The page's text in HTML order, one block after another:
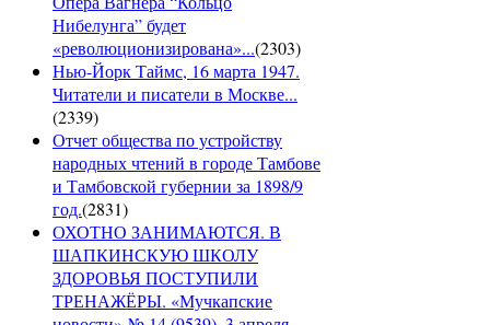
Нибелунга” будет
«революционизирована»...(2303)
Нью-Йорк Таймс, 16 марта 1947.
Читатели и писатели в Москве...
(2339)
Отчет общества по устройству
народных чтений в городе Тамбове
и Тамбовской губернии за 1898/9
год.(2831)
ОХОТНО ЗАНИМАЮТСЯ. В
ШАПКИНСКУЮ ШКОЛУ
ЗДОРОВЬЯ ПОСТУПИЛИ
ТРЕНАЖЁРЫ. «Мучкапские